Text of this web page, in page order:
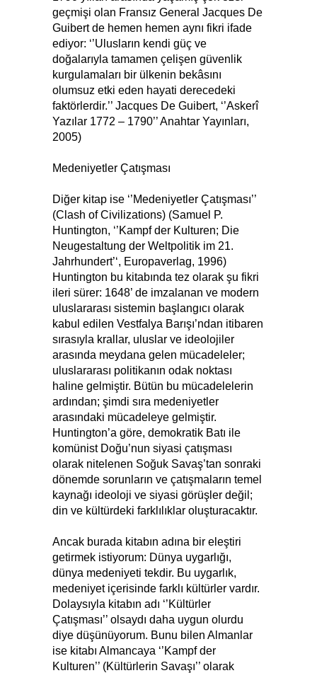
geçmişi olan Fransız General Jacques De
Guibert de hemen hemen aynı fikri ifade
ediyor: ‘’Ulusların kendi güç ve
doğalarıyla tamamen çelişen güvenlik
kurgulamaları bir ülkenin bekâsını
olumsuz etki eden hayati derecedeki
faktörlerdir.’’ Jacques De Guibert, ‘’Askerî
Yazılar 1772 – 1790’’ Anahtar Yayınları,
2005)
Medeniyetler Çatışması
Diğer kitap ise ‘’Medeniyetler Çatışması’’
(Clash of Civilizations) (Samuel P.
Huntington, ‘’Kampf der Kulturen; Die
Neugestaltung der Weltpolitik im 21.
Jahrhundert’‘, Europaverlag, 1996)
Huntington bu kitabında tez olarak şu fikri
ileri sürer: 1648’ de imzalanan ve modern
uluslararası sistemin başlangıcı olarak
kabul edilen Vestfalya Barışı’ndan itibaren
sırasıyla krallar, uluslar ve ideolojiler
arasında meydana gelen mücadeleler;
uluslararası politikanın odak noktası
haline gelmiştir. Bütün bu mücadelelerin
ardından; şimdi sıra medeniyetler
arasındaki mücadeleye gelmiştir.
Huntington’a göre, demokratik Batı ile
komünist Doğu’nun siyasi çatışması
olarak nitelenen Soğuk Savaş’tan sonraki
dönemde sorunların ve çatışmaların temel
kaynağı ideoloji ve siyasi görüşler değil;
din ve kültürdeki farklılıklar oluşturacaktır.
Ancak burada kitabın adına bir eleştiri
getirmek istiyorum: Dünya uygarlığı,
dünya medeniyeti tekdir. Bu uygarlık,
medeniyet içerisinde farklı kültürler vardır.
Dolaysıyla kitabın adı ‘’Kültürler
Çatışması’’ olsaydı daha uygun olurdu
diye düşünüyorum. Bunu bilen Almanlar
ise kitabı Almancaya ‘’Kampf der
Kulturen’’ (Kültürlerin Savaşı’’ olarak